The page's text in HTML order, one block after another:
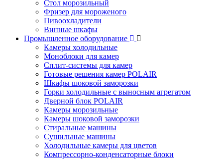
Стол морозильный
Фризер для мороженого
Пивоохладители
Винные шкафы
Промышленное оборудование
Камеры холодильные
Моноблоки для камер
Сплит-системы для камер
Готовые решения камер POLAIR
Шкафы шоковой заморозки
Горки холодильные с выносным агрегатом
Дверной блок POLAIR
Камеры морозильные
Камеры шоковой заморозки
Стиральные машины
Сушильные машины
Холодильные камеры для цветов
Компрессорно-конденсаторные блоки